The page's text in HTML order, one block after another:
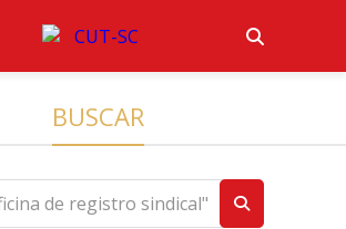
BUSCAR